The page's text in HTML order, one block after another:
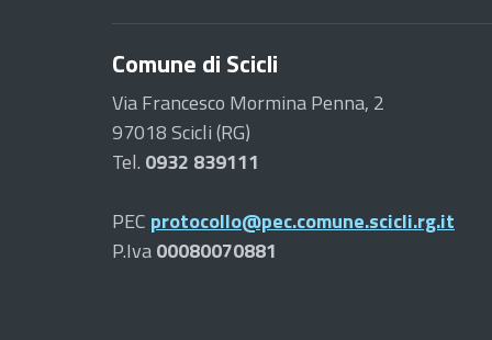
Comune di Scicli
Via Francesco Mormina Penna, 2
97018 Scicli (RG)
Tel. 0932 839111
PEC protocollo@pec.comune.scicli.rg.it
P.Iva00080070881